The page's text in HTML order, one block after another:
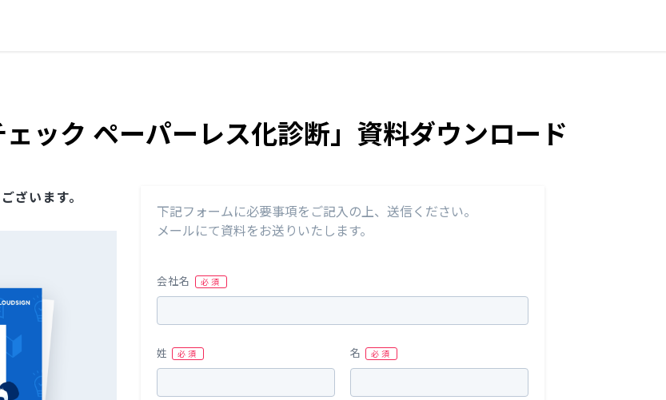
ェック ペーパーレス化診断」資料ダウンロード
ざいます。
下記フォームに必要事項をご記入の上、送信ください。
メールにて資料をお送りいたします。
会社名
姓 名